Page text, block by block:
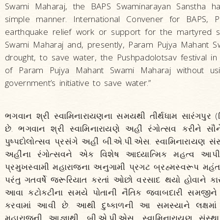
Swami Maharaj, the BAPS Swaminarayan
simple manner. International Convener for BAPS,
earthquake relief work or support for the martyred
Swami Maharaj and, presently, Param Pujya Mahant
drought, to save water, the Pushpadolotsav festival
of Param Pujya Mahant Swami Maharaj without
government’s initiative to save water.”
ભગવાન શ્રી સ્વામિનારાયણના સમયથી તીર્થધામ
છે. ભગવાન શ્રી સ્વામિનારાયણે અહીં રંગોત્સવ કરીને
પુષ્પદોલોત્સવ પ્રસંગે અહીં બી.એ.પી.એસ. સ્વામિનારાયણ
અહીંના રંગોત્સવને એક વિશેષ આધ્યાત્મિક મહત્વ
પ્રમુખસ્વામી મહારાજના અનુગામી પ્રગટ બ્રહ્મસ્વરૂપ
પરંતુ ગતવર્ષે જરૂરિયાત કરતાં ઓછો વરસાદ થયો હોવાને
આવા કટોકટીના સમયે પોતાની નૈતિક જવાબદારી
કરવામાં આવી છે. આથી દુષ્કાળની આ સમસ્યાને લક્ષમાં